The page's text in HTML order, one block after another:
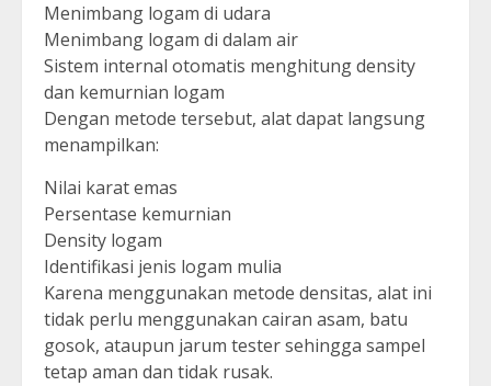
Menimbang logam di udara
Menimbang logam di dalam air
Sistem internal otomatis menghitung density
dan kemurnian logam
Dengan metode tersebut, alat dapat langsung
menampilkan:
Nilai karat emas
Persentase kemurnian
Density logam
Identifikasi jenis logam mulia
Karena menggunakan metode densitas, alat ini
tidak perlu menggunakan cairan asam, batu
gosok, ataupun jarum tester sehingga sampel
tetap aman dan tidak rusak.